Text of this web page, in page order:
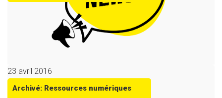
23 avril 2016
Archivé: Ressources numériques